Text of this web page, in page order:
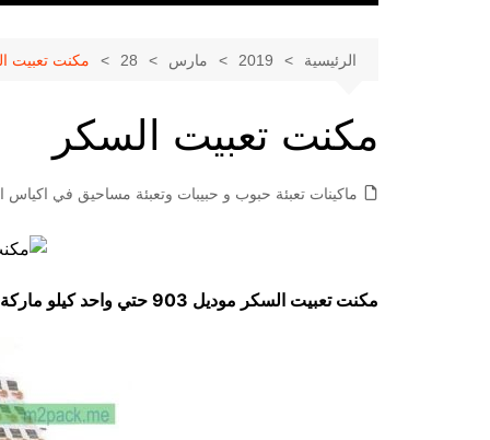
الرئيسية 2019 مارس 28 مكنت تعبيت
مكنت تعبيت السكر
ماكينات تعبئة حبوب و حبيبات وتعبئة مساحيق في اكياس
مكنت تعبيت السكر موديل 903 حتي واحد كيلو ماركة مهندس منسي